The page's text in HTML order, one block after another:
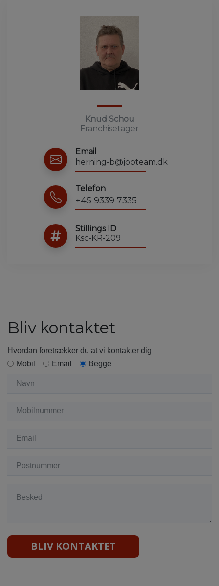
Knud Schou
Franchisetager
Email
herning-b@jobteam.dk
Telefon
+45 9339 7335
Stillings ID
Ksc-KR-209
Bliv kontaktet
Hvordan foretrækker du at vi kontakter dig
Mobil
Email Begge
BLIV KONTAKTET